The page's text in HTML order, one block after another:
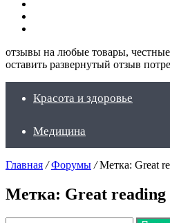
отзывы на любые товары,
оставить развернутый отзыв
Красота и здоровье
Медицина
Главная / Форумы / Метка: Great
Метка: Great reading